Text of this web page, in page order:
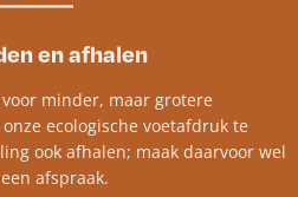
en afhalen
minder, maar grotere
ecologische voetafdruk te
ook afhalen; maak daarvoor wel
afspraak.